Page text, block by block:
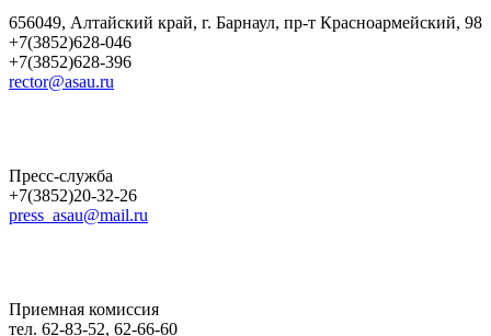
656049, Алтайский край, г. Барнаул, пр-т Красноармейский, 98
+7(3852)628-046
+7(3852)628-396
rector@asau.ru
Пресс-служба
+7(3852)20-32-26
press_asau@mail.ru
Приемная комиссия
тел. 62-83-52, 62-66-60